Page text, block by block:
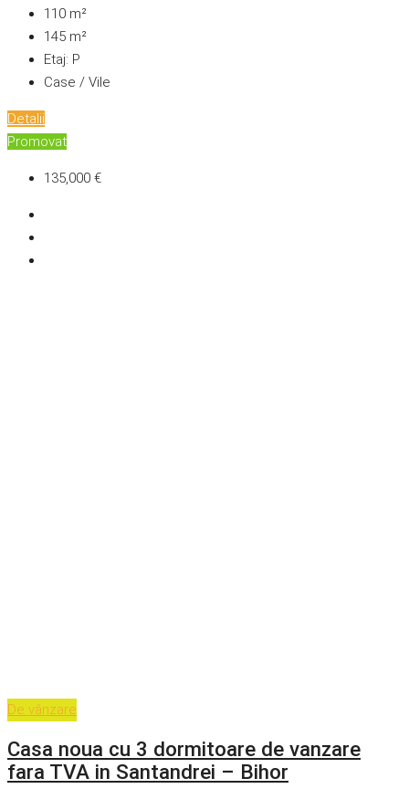
110 m²
145 m²
Etaj: P
Case / Vile
Detalii
Promovat
135,000 €
De vânzare
Casa noua cu 3 dormitoare de vanzare
fara TVA in Santandrei – Bihor